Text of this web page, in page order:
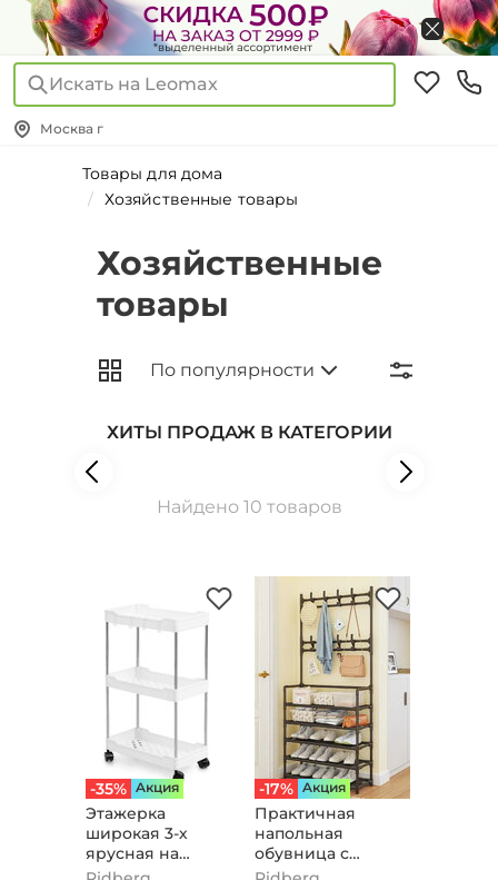
Искать на Leomax
Москва г
Товары для дома
Хозяйственные товары
Хозяйственные
товары
ХИТЫ ПРОДАЖ В КАТЕГОРИИ
Найдено 10 товаров
-35% Aкция
Этажерка
широкая 3-х
ярусная на
колесах, белый
-17% Aкция
Практичная
напольная
обувница с
вешалкой,